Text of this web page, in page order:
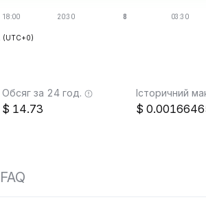
(UTC+0)
Обсяг за 24 год.
14.73
Історичний
FAQ